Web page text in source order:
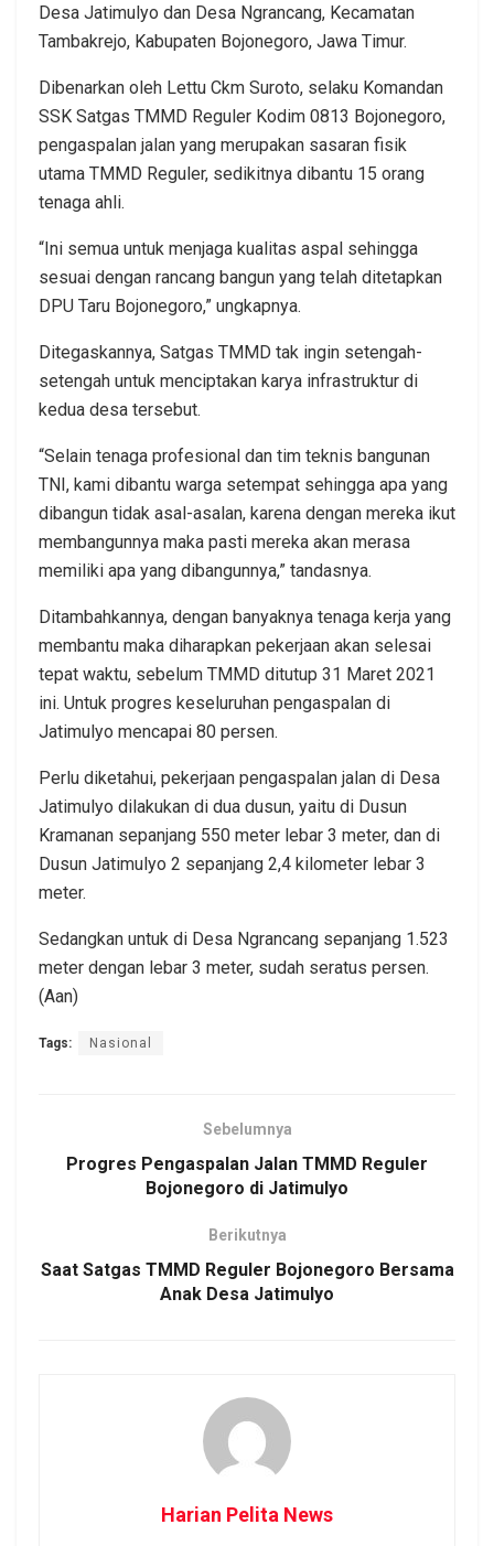
Desa Jatimulyo dan Desa Ngrancang, Kecamatan
Tambakrejo, Kabupaten Bojonegoro, Jawa Timur.
Dibenarkan oleh Lettu Ckm Suroto, selaku Komandan
SSK Satgas TMMD Reguler Kodim 0813 Bojonegoro,
pengaspalan jalan yang merupakan sasaran fisik
utama TMMD Reguler, sedikitnya dibantu 15 orang
tenaga ahli.
“Ini semua untuk menjaga kualitas aspal sehingga
sesuai dengan rancang bangun yang telah ditetapkan
DPU Taru Bojonegoro,” ungkapnya.
Ditegaskannya, Satgas TMMD tak ingin setengah-
setengah untuk menciptakan karya infrastruktur di
kedua desa tersebut.
“Selain tenaga profesional dan tim teknis bangunan
TNI, kami dibantu warga setempat sehingga apa yang
dibangun tidak asal-asalan, karena dengan mereka ikut
membangunnya maka pasti mereka akan merasa
memiliki apa yang dibangunnya,” tandasnya.
Ditambahkannya, dengan banyaknya tenaga kerja yang
membantu maka diharapkan pekerjaan akan selesai
tepat waktu, sebelum TMMD ditutup 31 Maret 2021
ini. Untuk progres keseluruhan pengaspalan di
Jatimulyo mencapai 80 persen.
Perlu diketahui, pekerjaan pengaspalan jalan di Desa
Jatimulyo dilakukan di dua dusun, yaitu di Dusun
Kramanan sepanjang 550 meter lebar 3 meter, dan di
Dusun Jatimulyo 2 sepanjang 2,4 kilometer lebar 3
meter.
Sedangkan untuk di Desa Ngrancang sepanjang 1.523
meter dengan lebar 3 meter, sudah seratus persen.
(Aan)
Tags: Nasional
Sebelumnya
Progres Pengaspalan Jalan TMMD Reguler
Bojonegoro di Jatimulyo
Berikutnya
Saat Satgas TMMD Reguler Bojonegoro Bersama
Anak Desa Jatimulyo
Harian Pelita News